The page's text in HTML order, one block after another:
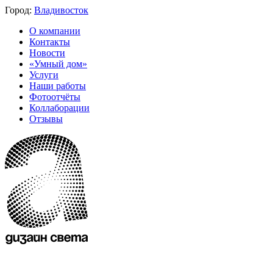
Город: Владивосток
О компании
Контакты
Новости
«Умный дом»
Услуги
Наши работы
Фотоотчёты
Коллаборации
Отзывы